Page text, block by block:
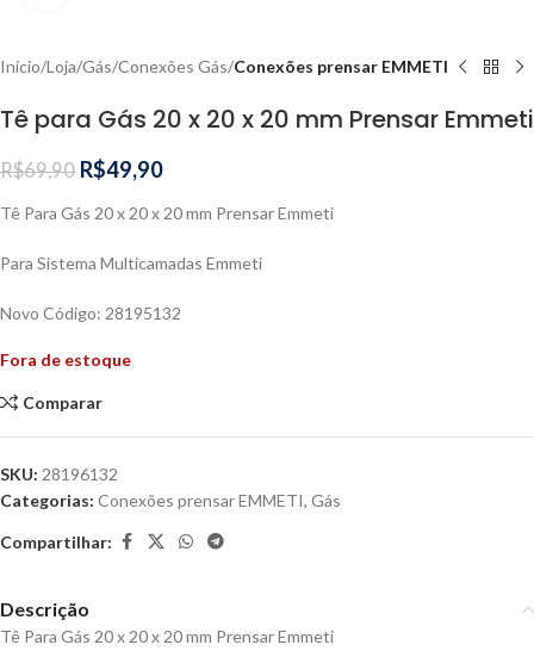
Início Loja Gás Conexões Gás Conexões prensar EMMETI
Tê para Gás 20 x 20 x 20 mm Prensar Emmeti
R$69,90 R$49,90
Tê Para Gás 20 x 20 x 20 mm Prensar Emmeti
Para Sistema Multicamadas Emmeti
Novo Código: 28195132
Fora de estoque
Comparar
SKU: 28196132
Categorias: Conexões prensar EMMETI, Gás
Compartilhar:
Descrição
Tê Para Gás 20 x 20 x 20 mm Prensar Emmeti